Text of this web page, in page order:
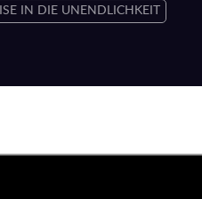
IN DIE UNENDLICHKEIT